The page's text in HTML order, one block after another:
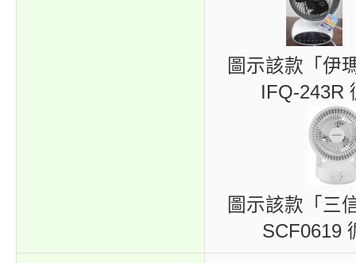
圖示該款「伊
IFQ-243R
圖示該款「三
SCF0619